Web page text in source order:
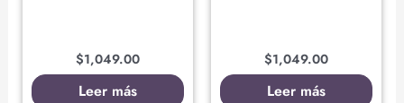
$1,049.00
Leer más
$1,049.00
Leer más